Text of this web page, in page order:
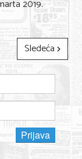
2019.
Sledeća
Prijava